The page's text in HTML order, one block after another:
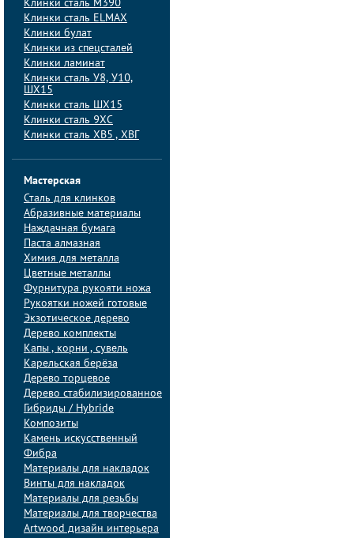
Клинки сталь M390
Клинки сталь ELMAX
Клинки булат
Клинки из спецсталей
Клинки ламинат
Клинки сталь У8, У10,
ШХ15
Клинки сталь ШХ15
Клинки сталь 9ХС
Клинки сталь ХВ5 , ХВГ
Мастерская
Сталь для клинков
Абразивные материалы
Наждачная бумага
Паста алмазная
Химия для металла
Цветные металлы
Фурнитура рукояти ножа
Рукоятки ножей готовые
Экзотическое дерево
Дерево комплекты
Капы , корни , сувель
Карельская берёза
Дерево торцевое
Дерево стабилизированное
Гибриды / Hybride
Композиты
Камень искусственный
Фибра
Материалы для накладок
Винты для накладок
Материалы для резьбы
Материалы для творчества
Artwood дизайн интерьера